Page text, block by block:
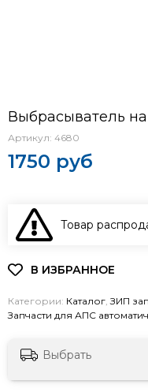
Выбрасыватель
Артикул: 4680
1750 руб
Товар
Категории: Каталог,ЗИП
Запчасти для АПС
Выбрать